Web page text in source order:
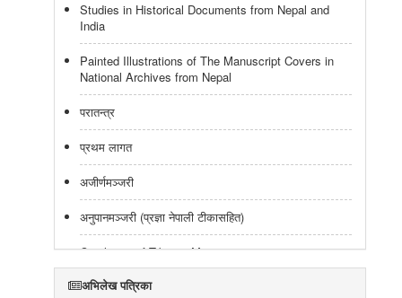
Studies in Historical Documents from Nepal and
India
Painted Illustrations of The Manuscript Covers in
National Archives from Nepal
परातन्त्र
प्रथम लागत
अजीर्णमञ्जरी
अनुपानमञ्जरी (प्रज्ञा नेपाली टीकासहित)
Catalogue of Tibetan Manuscripts
Catalogue of Tibetan Texts
अभिलेख पत्रिका